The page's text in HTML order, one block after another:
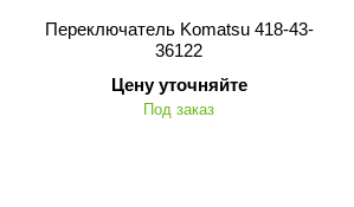
Переключатель Komatsu 418-43-
36122
Цену уточняйте
Под заказ